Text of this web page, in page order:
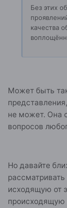
Без этих
качества
Может быть
не может. Она
вопросов
Но давайте
исходящую от
происходящую